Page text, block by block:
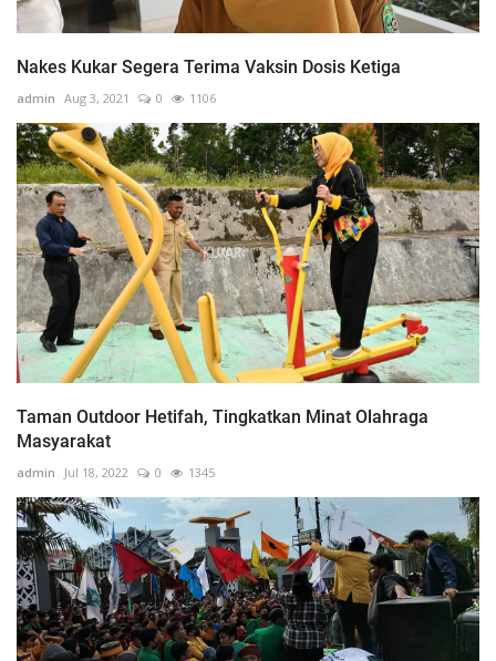
Nakes Kukar Segera Terima Vaksin Dosis Ketiga
admin Aug 3, 2021 0 1106
Taman Outdoor Hetifah, Tingkatkan Minat Olahraga
Masyarakat
admin Jul 18, 2022 0 1345